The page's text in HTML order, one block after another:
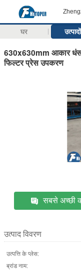
घर उत्पादों
630x630mm आकार
फिल्टर प्रेस उपकरण
सबसे अच्छी
उत्पाद विवरण
उत्पत्ति के प्लेस:
ब्रांड नाम: